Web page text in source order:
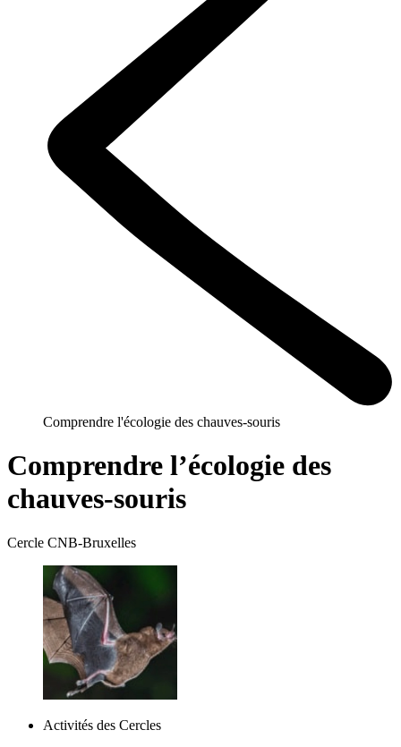
Comprendre l'écologie des chauves-souris
Comprendre l’écologie des
chauves-souris
Cercle CNB-Bruxelles
Activités des Cercles